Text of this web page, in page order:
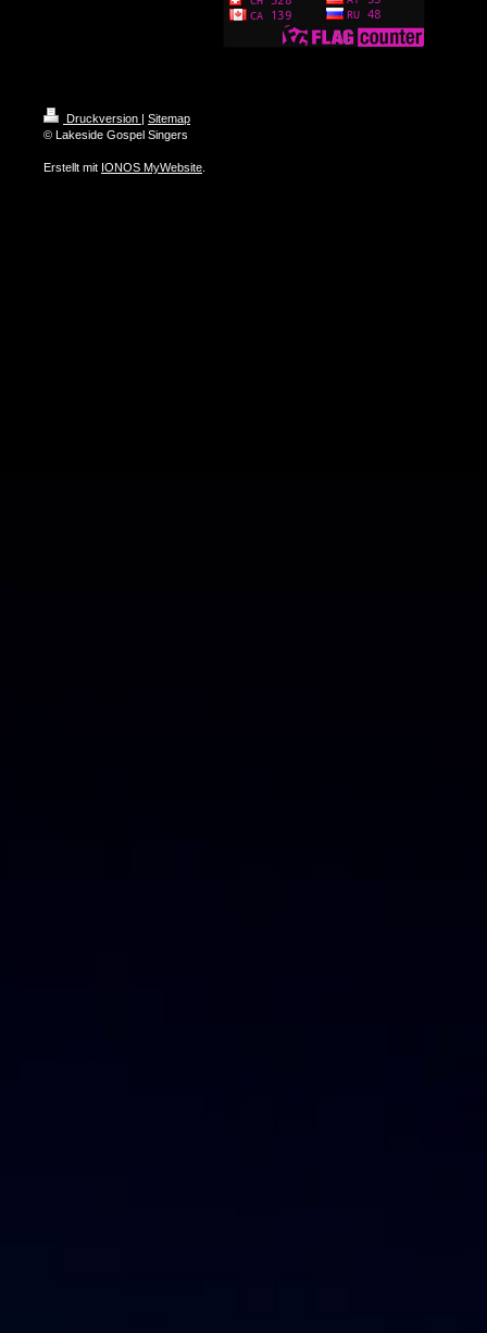
Druckversion | Sitemap
© Lakeside Gospel Singers
Erstellt mit IONOS MyWebsite